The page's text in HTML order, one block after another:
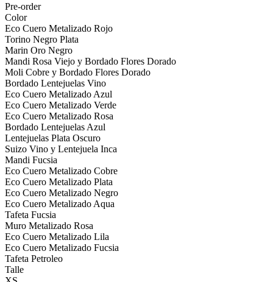
Pre-order
Color
Eco Cuero Metalizado Rojo
Torino Negro Plata
Marin Oro Negro
Mandi Rosa Viejo y Bordado Flores Dorado
Moli Cobre y Bordado Flores Dorado
Bordado Lentejuelas Vino
Eco Cuero Metalizado Azul
Eco Cuero Metalizado Verde
Eco Cuero Metalizado Rosa
Bordado Lentejuelas Azul
Lentejuelas Plata Oscuro
Suizo Vino y Lentejuela Inca
Mandi Fucsia
Eco Cuero Metalizado Cobre
Eco Cuero Metalizado Plata
Eco Cuero Metalizado Negro
Eco Cuero Metalizado Aqua
Tafeta Fucsia
Muro Metalizado Rosa
Eco Cuero Metalizado Lila
Eco Cuero Metalizado Fucsia
Tafeta Petroleo
Talle